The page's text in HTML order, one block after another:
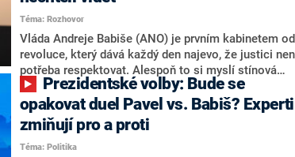
Oblíbeným tipem samotných sázkařů je poslanec za
Motoristy Filip Turek. Politolog Jan Kubáček
o případné kandidatuře kohokoliv ze zmíněné trojice
značně pochybuje. Podle něj současná koalice
nemá osobu, která by Pavlovi mohla konkurovat.
Téma: Rozhovor
Vláda Andreje Babiše (ANO) je prvním kabinetem od
revoluce, který dává každý den najevo, že justici
potřeba respektovat. Alespoň to si myslí stínová
ministryně spravedlnosti ODS Eva Decroix. V
rozhovoru pro CNN Prima NEWS si nebrala servítky
ohledně politického výkonu svého nástupce
Tejce (za ANO) či vládní zmocněnkyně pro lidská
práva Taťány Malé (ANO). Označením „svoloč“ na
opakovat duel Pavel vs. Babiš? Experti
zmiňují pro a proti
Téma: Politika